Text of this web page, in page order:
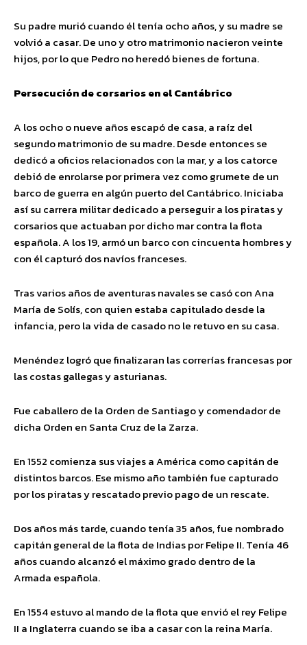
Su padre murió cuando él tenía ocho años, y su madre se
volvió a casar. De uno y otro matrimonio nacieron veinte
hijos, por lo que Pedro no heredó bienes de fortuna.
Persecución de corsarios en el Cantábrico
A los ocho o nueve años escapó de casa, a raíz del
segundo matrimonio de su madre. Desde entonces se
dedicó a oficios relacionados con la mar, y a los catorce
debió de enrolarse por primera vez como grumete de un
barco de guerra en algún puerto del Cantábrico. Iniciaba
así su carrera militar dedicado a perseguir a los piratas y
corsarios que actuaban por dicho mar contra la flota
española. A los 19, armó un barco con cincuenta hombres y
con él capturó dos navíos franceses.
Tras varios años de aventuras navales se casó con Ana
María de Solís, con quien estaba capitulado desde la
infancia, pero la vida de casado no le retuvo en su casa.
Menéndez logró que finalizaran las correrías francesas por
las costas gallegas y asturianas.
Fue caballero de la Orden de Santiago y comendador de
dicha Orden en Santa Cruz de la Zarza.
En 1552 comienza sus viajes a América como capitán de
distintos barcos. Ese mismo año también fue capturado
por los piratas y rescatado previo pago de un rescate.
Dos años más tarde, cuando tenía 35 años, fue nombrado
capitán general de la flota de Indias por Felipe II. Tenía 46
años cuando alcanzó el máximo grado dentro de la
Armada española.
En 1554 estuvo al mando de la flota que envió el rey Felipe
II a Inglaterra cuando se iba a casar con la reina María.